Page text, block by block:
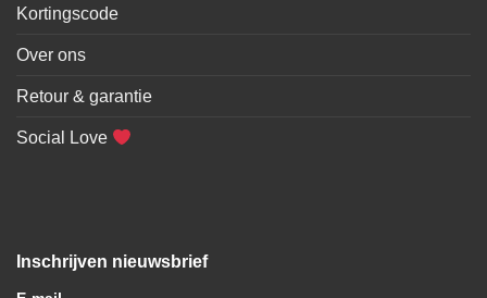
Kortingscode
Over ons
Retour & garantie
Social Love
Inschrijven nieuwsbrief